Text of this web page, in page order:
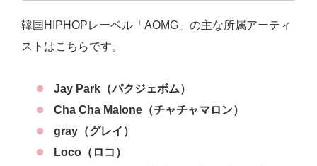
韓国HIPHOPレーベル「AOMG」の主な所属アーティ
ストはこちらです。
Jay Park（パクジェボム）
Cha Cha Malone（チャチャマロン）
gray（グレイ）
Loco（ロコ）